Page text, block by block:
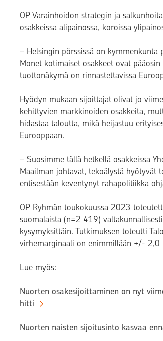
OP Varainhoidon strategin ja
osakkeissa alipainossa, koroissa
– Helsingin pörssissä on kymmenkunta
Monet kotimaiset osakkeet ovat
tuottonäkymä on rinnastettavissa
Hyödyn mukaan sijoittajat olivat jo
kehittyvien markkinoiden osakkeita,
hidastaa taloutta, mikä heijastuu
Eurooppaan.
– Suosimme tällä hetkellä osakkeissa
Maailman johtavat, tekoälystä hyötyvät
entisestään keventynyt rahapolitiikka
OP Ryhmän toukokuussa 2023
suomalaista (n=2 419)
kysymyksittäin. Tutkimuksen toteutti
virhemarginaali on enimmillään +/- 2,0
Lue myös:
Nuorten osakesijoittaminen on nyt
hitti
Nuorten naisten sijoitusinto kasvaa